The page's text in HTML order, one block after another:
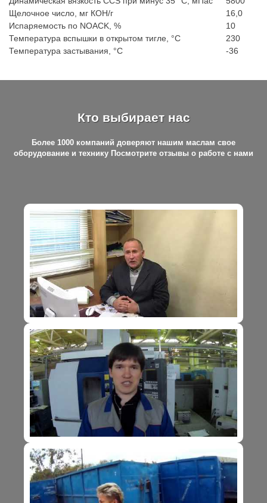
Щелочное число, мг КОН/г
16,0
Испаряемость по NOACK, %
10
Температура вспышки в открытом тигле, °С
230
Температура застывания, °С
-36
Кто выбирает нас
Более 1000 компаний доверяют нашим маслам свое
оборудование и технику Посмотрите отзывы о работе с нами